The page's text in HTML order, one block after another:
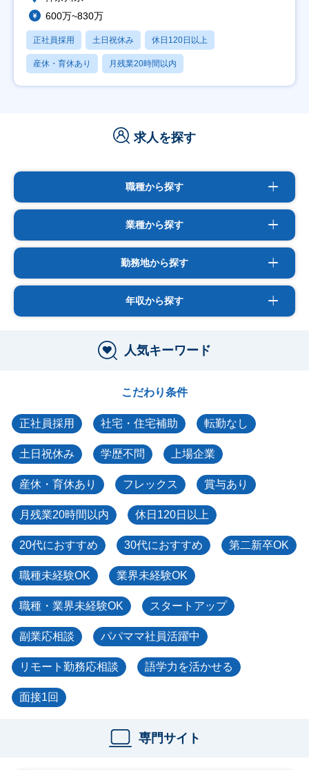
600万~830万
正社員採用 土日祝休み 休日120日以上
産休・育休あり 月残業20時間以内
求人を探す
職種から探す
業種から探す
勤務地から探す
年収から探す
人気キーワード
こだわり条件
正社員採用 社宅・住宅補助 転勤なし
土日祝休み 学歴不問 上場企業
産休・育休あり フレックス 賞与あり
月残業20時間以内 休日120日以上
20代におすすめ 30代におすすめ 第二新卒OK
職種未経験OK 業界未経験OK
職種・業界未経験OK スタートアップ
副業応相談 パパママ社員活躍中
リモート勤務応相談 語学力を活かせる
面接1回
専門サイト